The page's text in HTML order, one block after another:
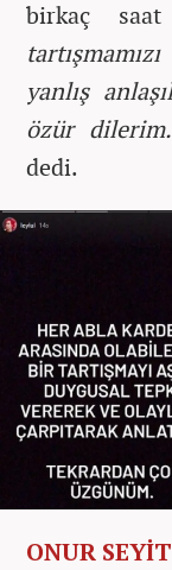
birkaç
yanlış
özür
dedi.
ONUR